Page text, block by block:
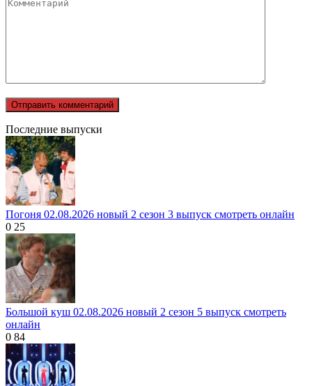
Последние выпуски
Погоня 02.08.2026 новый 2 сезон 3 выпуск смотреть онлайн
0 25
Большой куш 02.08.2026 новый 2 сезон 5 выпуск смотреть
онлайн
0 84